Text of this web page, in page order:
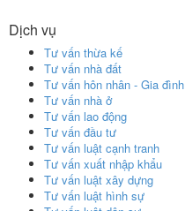
Dịch vụ
Tư vấn thừa kế
Tư vấn nhà đất
Tư vấn hôn nhân - Gia đình
Tư vấn nhà ở
Tư vấn lao động
Tư vấn đầu tư
Tư vấn luật cạnh tranh
Tư vấn xuất nhập khẩu
Tư vấn luật xây dựng
Tư vấn luật hình sự